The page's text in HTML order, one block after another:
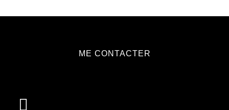
LesME CONTACTER